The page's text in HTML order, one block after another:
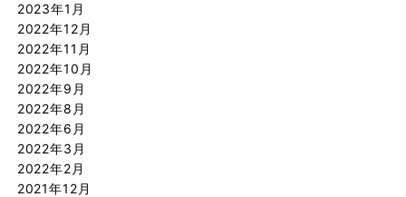
2023年1月
2022年12月
2022年11月
2022年10月
2022年9月
2022年8月
2022年6月
2022年3月
2022年2月
2021年12月